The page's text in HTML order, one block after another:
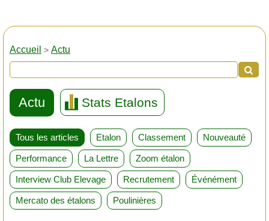
Accueil > Actu
Actu Stats Etalons
Tous les articles Etalon Classement Nouveauté
Performance La Lettre Zoom étalon
Interview Club Elevage Recrutement Événément
Mercato des étalons Poulinières